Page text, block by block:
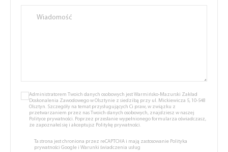
Administratorem Twoich danych osobowych jest Warmińsko-Mazurski Zakład
Doskonalenia Zawodowego w Olsztynie z siedzibą przy ul. Mickiewicza 5, 10-548
Olsztyn. Szczegóły na temat przysługujących Ci praw, w związku z
przetwarzaniem przez nas Twoich danych osobowych, znajdziesz w naszej
Polityce prywatności. Poprzez przesłanie wypełnionego formularza oświadczasz,
że zapoznałeś się i akceptujsz Politykę prywatności.
Ta strona jest chroniona przez reCAPTCHA i mają zastosowanie Polityka
prywatności Google i Warunki świadczenia usług